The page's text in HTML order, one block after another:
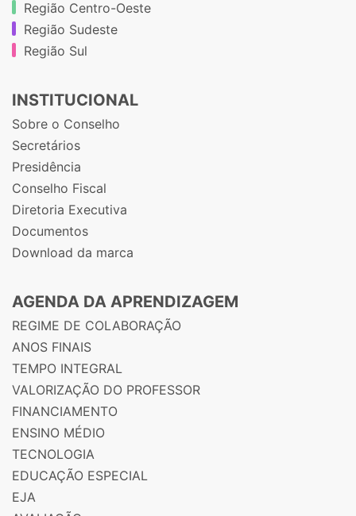
Região Centro-Oeste
Região Sudeste
Região Sul
INSTITUCIONAL
Sobre o Conselho
Secretários
Presidência
Conselho Fiscal
Diretoria Executiva
Documentos
Download da marca
AGENDA DA APRENDIZAGEM
REGIME DE COLABORAÇÃO
ANOS FINAIS
TEMPO INTEGRAL
VALORIZAÇÃO DO PROFESSOR
FINANCIAMENTO
ENSINO MÉDIO
TECNOLOGIA
EDUCAÇÃO ESPECIAL
EJA